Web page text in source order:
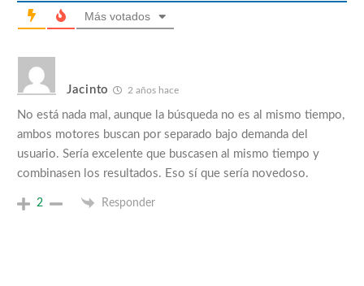
Más votados
Jacinto 2 años hace
No está nada mal, aunque la búsqueda no es al mismo tiempo,
ambos motores buscan por separado bajo demanda del
usuario. Sería excelente que buscasen al mismo tiempo y
combinasen los resultados. Eso sí que sería novedoso.
2 Responder